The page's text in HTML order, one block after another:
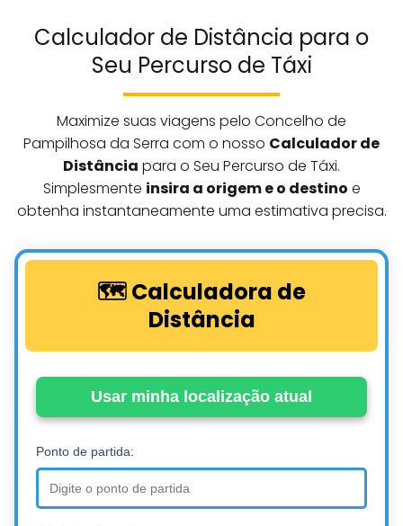
Calculador de Distância para o
Seu Percurso de Táxi
Maximize suas viagens pelo Concelho de
Pampilhosa da Serra com o nosso Calculador de
Distância para o Seu Percurso de Táxi.
Simplesmente insira a origem e o destino e
obtenha instantaneamente uma estimativa precisa.
🗺️ Calculadora de
Distância
Usar minha localização atual
Ponto de partida: